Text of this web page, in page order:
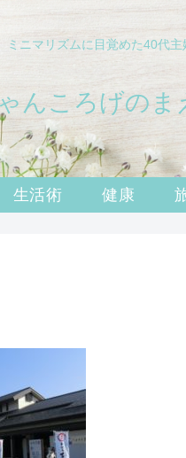
ミニマリズムに目覚めた40代
んころげのま
生活術 健康